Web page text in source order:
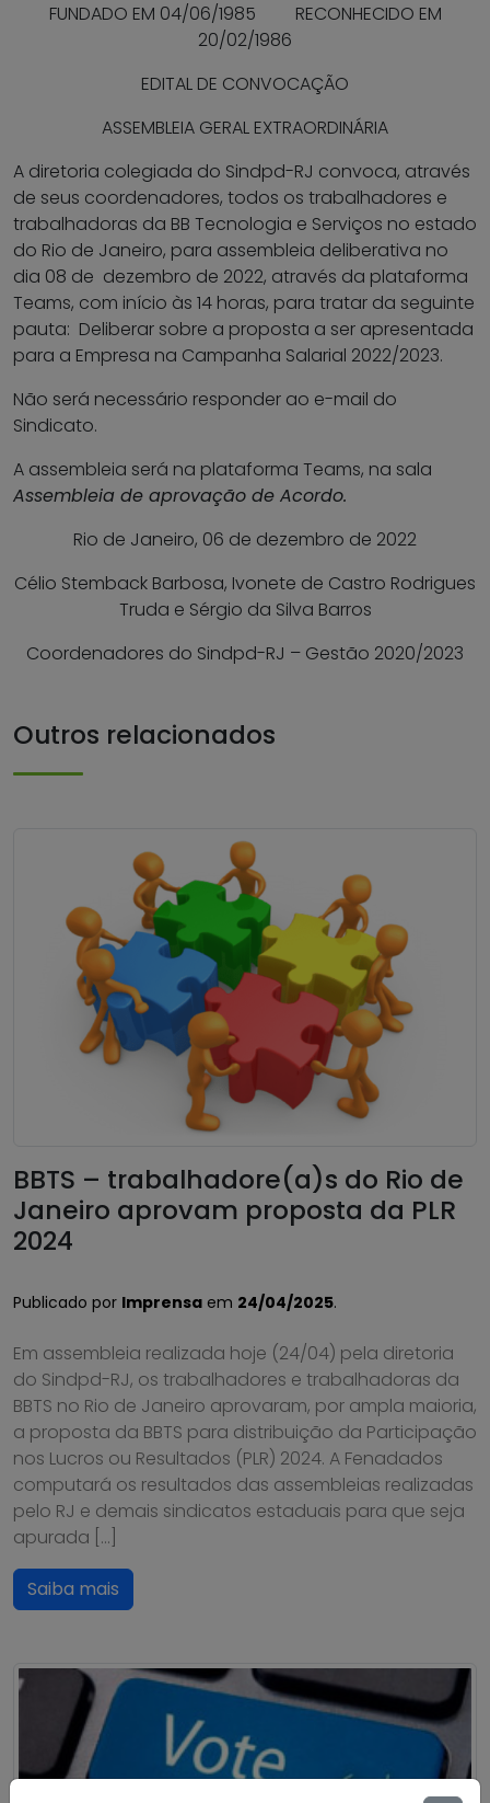
FUNDADO EM 04/06/1985 RECONHECIDO EM
20/02/1986
EDITAL DE CONVOCAÇÃO
ASSEMBLEIA GERAL EXTRAORDINÁRIA
A diretoria colegiada do Sindpd-RJ convoca, através
de seus coordenadores, todos os trabalhadores e
trabalhadoras da BB Tecnologia e Serviços no estado
do Rio de Janeiro, para assembleia deliberativa no
dia 08 de dezembro de 2022, através da plataforma
Teams, com início às 14 horas, para tratar da seguinte
pauta: Deliberar sobre a proposta a ser apresentada
para a Empresa na Campanha Salarial 2022/2023.
Não será necessário responder ao e-mail do
Sindicato.
A assembleia será na plataforma Teams, na sala
Assembleia de aprovação de Acordo.
Rio de Janeiro, 06 de dezembro de 2022
Célio Stemback Barbosa, Ivonete de Castro Rodrigues
Truda e Sérgio da Silva Barros
Coordenadores do Sindpd-RJ – Gestão 2020/2023
Outros relacionados
BBTS – trabalhadore(a)s do Rio de
Janeiro aprovam proposta da PLR
2024
Publicado por Imprensa em 24/04/2025.
Em assembleia realizada hoje (24/04) pela diretoria
do Sindpd-RJ, os trabalhadores e trabalhadoras da
BBTS no Rio de Janeiro aprovaram, por ampla maioria,
a proposta da BBTS para distribuição da Participação
nos Lucros ou Resultados (PLR) 2024. A Fenadados
computará os resultados das assembleias realizadas
pelo RJ e demais sindicatos estaduais para que seja
apurada […]
Saiba mais